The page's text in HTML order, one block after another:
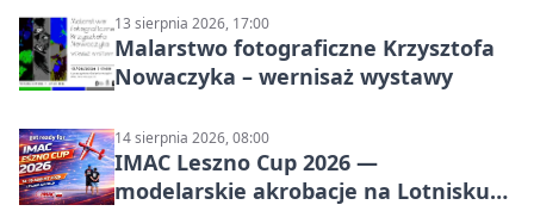
13 sierpnia 2026, 17:00
Malarstwo fotograficzne Krzysztofa
Nowaczyka – wernisaż wystawy
14 sierpnia 2026, 08:00
IMAC Leszno Cup 2026 —
modelarskie akrobacje na Lotnisku